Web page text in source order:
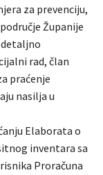
za prevenciju,
Županije
detaljno
rad, član
praćenje
nasilja u
Elaborata o
inventara sa
Proračuna